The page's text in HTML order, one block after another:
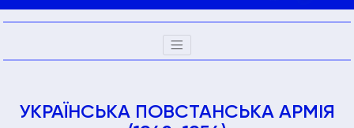
УКРАЇНСЬКА ПОВСТАНСЬКА АРМІЯ